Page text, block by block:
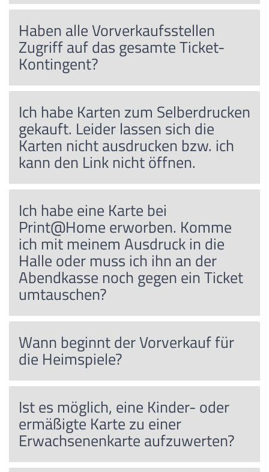
Haben alle Vorverkaufsstellen
Zugriff auf das gesamte Ticket-
Kontingent?
Ich habe Karten zum Selberdrucken
gekauft. Leider lassen sich die
Karten nicht ausdrucken bzw. ich
kann den Link nicht öffnen.
Ich habe eine Karte bei
Print@Home erworben. Komme
ich mit meinem Ausdruck in die
Halle oder muss ich ihn an der
Abendkasse noch gegen ein Ticket
umtauschen?
Wann beginnt der Vorverkauf für
die Heimspiele?
Ist es möglich, eine Kinder- oder
ermäßigte Karte zu einer
Erwachsenenkarte aufzuwerten?